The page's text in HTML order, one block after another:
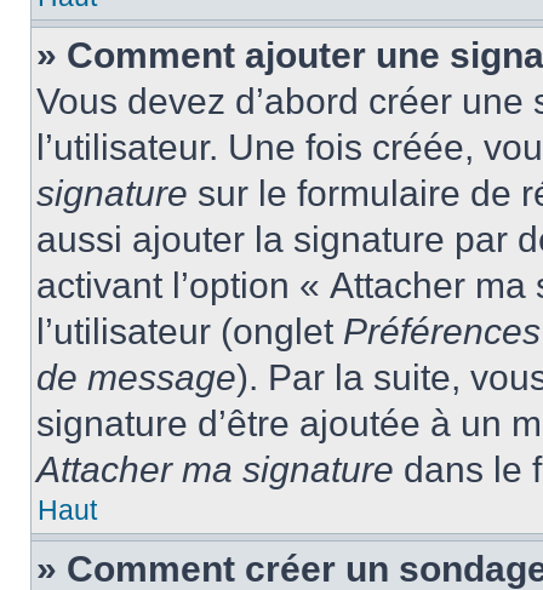
» Comment ajouter une
Vous devez d’abord créer
l’utilisateur. Une fois créée,
signature sur le formulaire de
aussi ajouter la signature par
activant l’option « Attacher
l’utilisateur (onglet
de message). Par la suite,
signature d’être ajoutée à un
Attacher ma signature dans le
Haut
» Comment créer un